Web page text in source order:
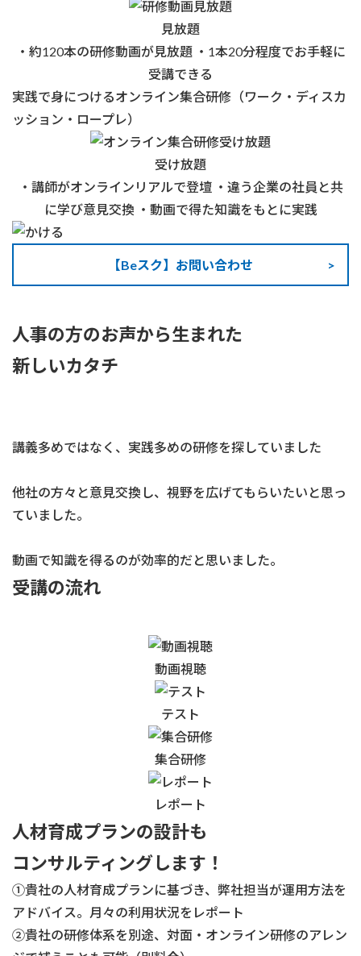
見放題
・約120本の研修動画が見放題 ・1本20分程度でお手軽に
受講できる
実践で身につけるオンライン集合研修 （ワーク・ディスカ
ッション・ロープレ）
受け放題
・講師がオンラインリアルで登壇 ・違う企業の社員と共
に学び意見交換 ・動画で得た知識をもとに実践
【Beスク】お問い合わせ
人事の方のお声から生まれた
新しいカタチ
講義多めではなく、実践多めの研修を探していました
他社の方々と意見交換し、視野を広げてもらいたいと思っ
ていました。
動画で知識を得るのが効率的だと思いました。
受講の流れ
動画視聴
テスト
集合研修
レポート
人材育成プランの設計も
コンサルティングします！
①貴社の人材育成プランに基づき、弊社担当が運用方法を
アドバイス。月々の利用状況をレポート
②貴社の研修体系を別途、対面・オンライン研修のアレン